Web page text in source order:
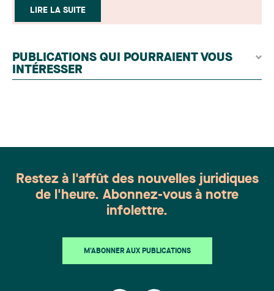
sélection rigoureux, fondé sur des nominations
issues du lectorat, d'associations juridiques et de
par un jury indépendant composé de praticiens
chevronnés en droit de la famille provenant de
l'ensemble du Canada. Cette distinction
LIRE LA SUITE
PUBLICATIONS QUI POURRAIENT VOUS
INTÉRESSER
Restez à l'affût des nouvelles juridiques
de l'heure. Abonnez-vous à notre
infolettre.
M'ABONNER AUX PUBLICATIONS